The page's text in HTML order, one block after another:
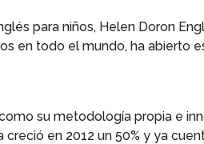
para niños, Helen Doron
en todo el mundo, ha abierto
su metodología propia e
en 2012 un 50% y ya